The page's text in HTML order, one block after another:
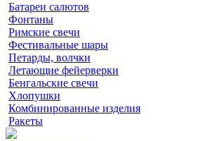
Батареи салютов
Фонтаны
Римские свечи
Фестивальные шары
Петарды, волчки
Летающие фейерверки
Бенгальские свечи
Хлопушки
Комбинированные изделия
Ракеты